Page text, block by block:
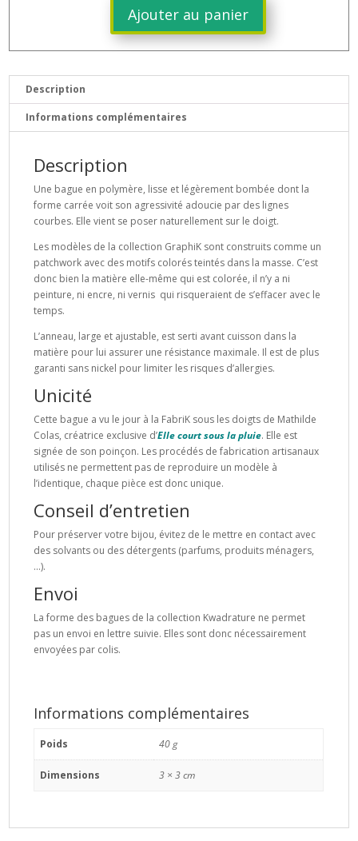
quantité
Bague
Ajouter au panier
Description
Informations complémentaires
Description
Une bague en polymère, lisse et légèrement bombée dont la
forme carrée voit son agressivité adoucie par des lignes
courbes. Elle vient se poser naturellement sur le doigt.
Les modèles de la collection GraphiK sont construits comme un
patchwork avec des motifs colorés teintés dans la masse. C’est
donc bien la matière elle-même qui est colorée, il n’y a ni
peinture, ni encre, ni vernis qui risqueraient de s’effacer avec le
temps.
L’anneau, large et ajustable, est serti avant cuisson dans la
matière pour lui assurer une résistance maximale. Il est de plus
garanti sans nickel pour limiter les risques d’allergies.
Unicité
Cette bague a vu le jour à la FabriK sous les doigts de Mathilde
Colas, créatrice exclusive d’Elle court sous la pluie. Elle est
signée de son poinçon. Les procédés de fabrication artisanaux
utilisés ne permettent pas de reproduire un modèle à
l’identique, chaque pièce est donc unique.
Conseil d’entretien
Pour préserver votre bijou, évitez de le mettre en contact avec
des solvants ou des détergents (parfums, produits ménagers,
…).
Envoi
La forme des bagues de la collection Kwadrature ne permet
pas un envoi en lettre suivie. Elles sont donc nécessairement
envoyées par colis.
Informations complémentaires
Poids 40 g
Dimensions 3 × 3 cm